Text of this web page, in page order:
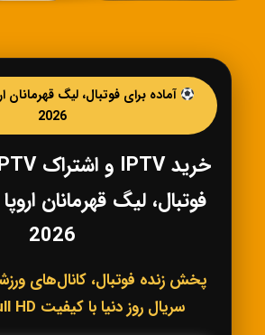
آماده برای فوتبال، لیگ قهرمانان
2026
فوتبال، لیگ قهرمانان
2026
سریال روز دنیا با کیفیت HD، Full HD و 4K